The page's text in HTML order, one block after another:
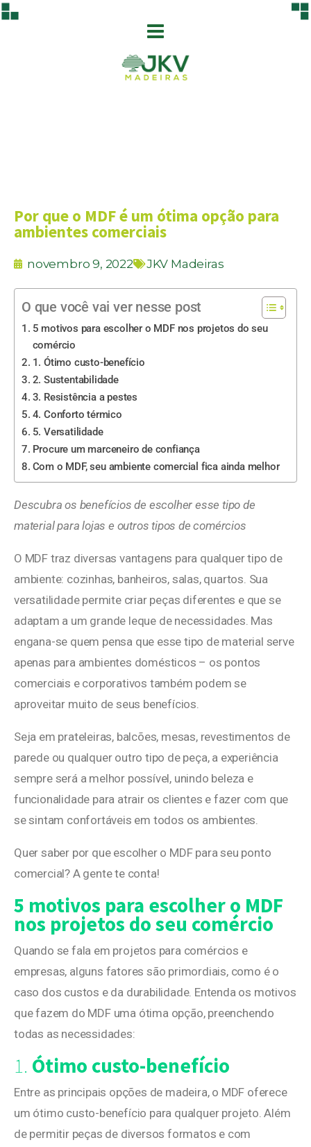
Por que o MDF é um ótima opção para
ambientes comerciais
novembro 9, 2022 JKV Madeiras
O que você vai ver nesse post
5 motivos para escolher o MDF nos projetos do seu
comércio
1. Ótimo custo-benefício
2. Sustentabilidade
3. Resistência a pestes
4. Conforto térmico
5. Versatilidade
Procure um marceneiro de confiança
Com o MDF, seu ambiente comercial fica ainda melhor
Descubra os benefícios de escolher esse tipo de
material para lojas e outros tipos de comércios
O MDF traz diversas vantagens para qualquer tipo de
ambiente: cozinhas, banheiros, salas, quartos. Sua
versatilidade permite criar peças diferentes e que se
adaptam a um grande leque de necessidades. Mas
engana-se quem pensa que esse tipo de material serve
apenas para ambientes domésticos – os pontos
comerciais e corporativos também podem se
aproveitar muito de seus benefícios.
Seja em prateleiras, balcões, mesas, revestimentos de
parede ou qualquer outro tipo de peça, a experiência
sempre será a melhor possível, unindo beleza e
funcionalidade para atrair os clientes e fazer com que
se sintam confortáveis em todos os ambientes.
Quer saber por que escolher o MDF para seu ponto
comercial? A gente te conta!
5 motivos para escolher o MDF
nos projetos do seu comércio
Quando se fala em projetos para comércios e
empresas, alguns fatores são primordiais, como é o
caso dos custos e da durabilidade. Entenda os motivos
que fazem do MDF uma ótima opção, preenchendo
todas as necessidades:
1. Ótimo custo-benefício
Entre as principais opções de madeira, o MDF oferece
um ótimo custo-benefício para qualquer projeto. Além
de permitir peças de diversos formatos e com